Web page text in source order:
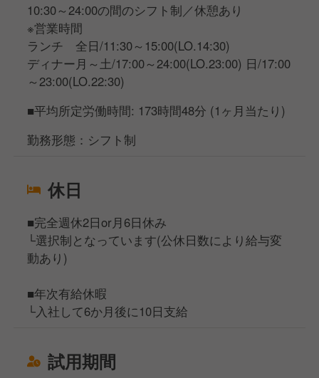
10:30～24:00の間のシフト制／休憩あり
※営業時間
ランチ 全日/11:30～15:00(LO.14:30)
ディナー月～土/17:00～24:00(LO.23:00) 日/17:00
～23:00(LO.22:30)
■平均所定労働時間: 173時間48分 (1ヶ月当たり)
勤務形態：シフト制
休日
■完全週休2日or月6日休み
└選択制となっています(公休日数により給与変
動あり)
■年次有給休暇
└入社して6か月後に10日支給
試用期間